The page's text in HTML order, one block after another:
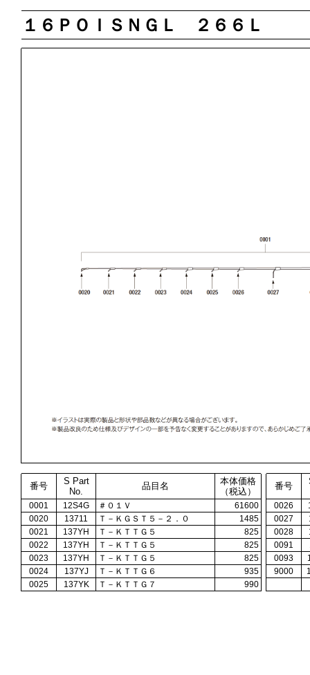
１６ＰＯＩＳＮＧＬ ２６６Ｌ
番号
S Part
No.
品目名
本体価格
（税込）
番号
0001 12S4G ＃０１Ｖ 61600 0026
0020
13711 Ｔ－ＫＧＳＴ５－２．０ 1485 0027
0021
137YH Ｔ－ＫＴＴＧ５ 825 0028
0022
137YH Ｔ－ＫＴＴＧ５ 825 0091
0023
137YH Ｔ－ＫＴＴＧ５ 825 0093
0024
137YJ Ｔ－ＫＴＴＧ６ 935 9000
0025
137YK Ｔ－ＫＴＴＧ７ 990